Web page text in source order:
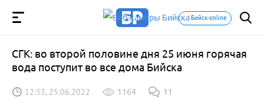
Бийск-online
СГК: во второй половине дня 25 июня горячая
вода поступит во все дома Бийска
12:33, 25.06.2022 1164 11